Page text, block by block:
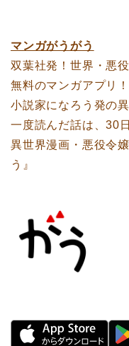
マンガがうがう
双葉社発！世界・悪
無料のマンガアプリ！
小説家になろう発の
一度読んだ話は、30
異世界漫画・悪役令
う』